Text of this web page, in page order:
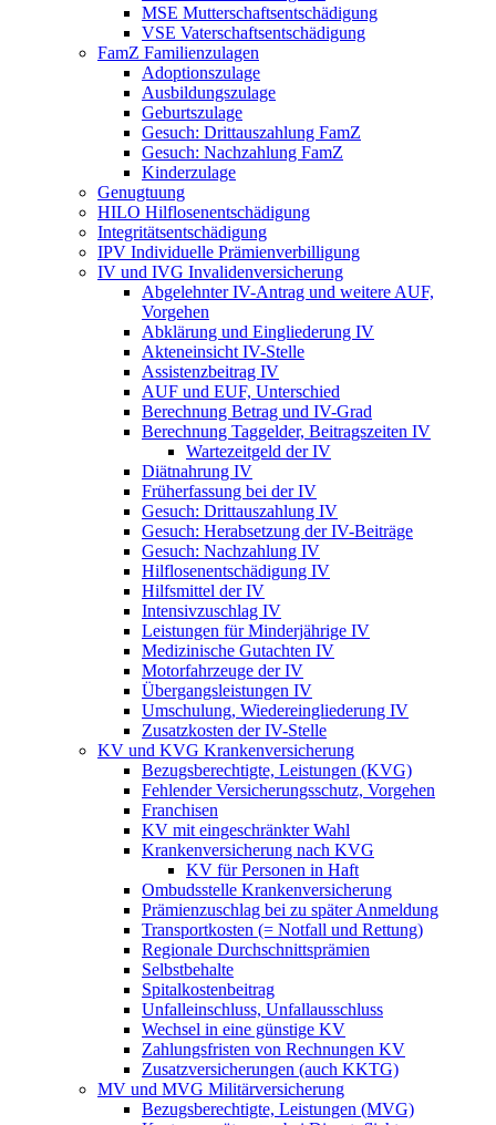
MSE Mutterschaftsentschädigung
VSE Vaterschaftsentschädigung
FamZ Familienzulagen
Adoptionszulage
Ausbildungszulage
Geburtszulage
Gesuch: Drittauszahlung FamZ
Gesuch: Nachzahlung FamZ
Kinderzulage
Genugtuung
HILO Hilflosenentschädigung
Integritätsentschädigung
IPV Individuelle Prämienverbilligung
IV und IVG Invalidenversicherung
Abgelehnter IV-Antrag und weitere AUF,
Vorgehen
Abklärung und Eingliederung IV
Akteneinsicht IV-Stelle
Assistenzbeitrag IV
AUF und EUF, Unterschied
Berechnung Betrag und IV-Grad
Berechnung Taggelder, Beitragszeiten IV
Wartezeitgeld der IV
Diätnahrung IV
Früherfassung bei der IV
Gesuch: Drittauszahlung IV
Gesuch: Herabsetzung der IV-Beiträge
Gesuch: Nachzahlung IV
Hilflosenentschädigung IV
Hilfsmittel der IV
Intensivzuschlag IV
Leistungen für Minderjährige IV
Medizinische Gutachten IV
Motorfahrzeuge der IV
Übergangsleistungen IV
Umschulung, Wiedereingliederung IV
Zusatzkosten der IV-Stelle
KV und KVG Krankenversicherung
Bezugsberechtigte, Leistungen (KVG)
Fehlender Versicherungsschutz, Vorgehen
Franchisen
KV mit eingeschränkter Wahl
Krankenversicherung nach KVG
KV für Personen in Haft
Ombudsstelle Krankenversicherung
Prämienzuschlag bei zu später Anmeldung
Transportkosten (= Notfall und Rettung)
Regionale Durchschnittsprämien
Selbstbehalte
Spitalkostenbeitrag
Unfalleinschluss, Unfallausschluss
Wechsel in eine günstige KV
Zahlungsfristen von Rechnungen KV
Zusatzversicherungen (auch KKTG)
MV und MVG Militärversicherung
Bezugsberechtigte, Leistungen (MVG)